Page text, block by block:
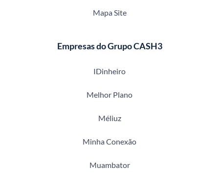
Mapa Site
Empresas do Grupo CASH3
IDinheiro
Melhor Plano
Méliuz
Minha Conexão
Muambator